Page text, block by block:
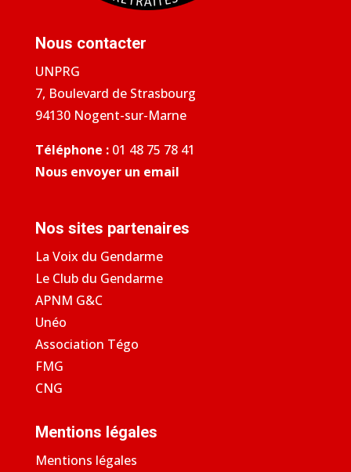
Nous contacter
UNPRG
7, Boulevard de Strasbourg
94130 Nogent-sur-Marne
Téléphone :01 48 75 78 41
Nous envoyer un email
Nos sites partenaires
La Voix du Gendarme
Le Club du Gendarme
APNM G&C
Unéo
Association Tégo
FMG
CNG
Mentions légales
Mentions légales